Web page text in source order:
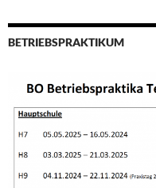
BETRIEBSPRAKTIKUM